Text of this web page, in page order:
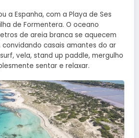
a Espanha, com a Playa de Ses
de Formentera. O oceano
de areia branca se aquecem
convidando casais amantes do ar
vela, stand up paddle, mergulho
sentar e relaxar.